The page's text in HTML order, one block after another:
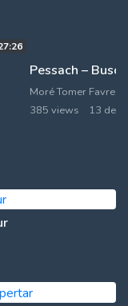
Pessach –
Moré Tomer Favre
385 views
13 de